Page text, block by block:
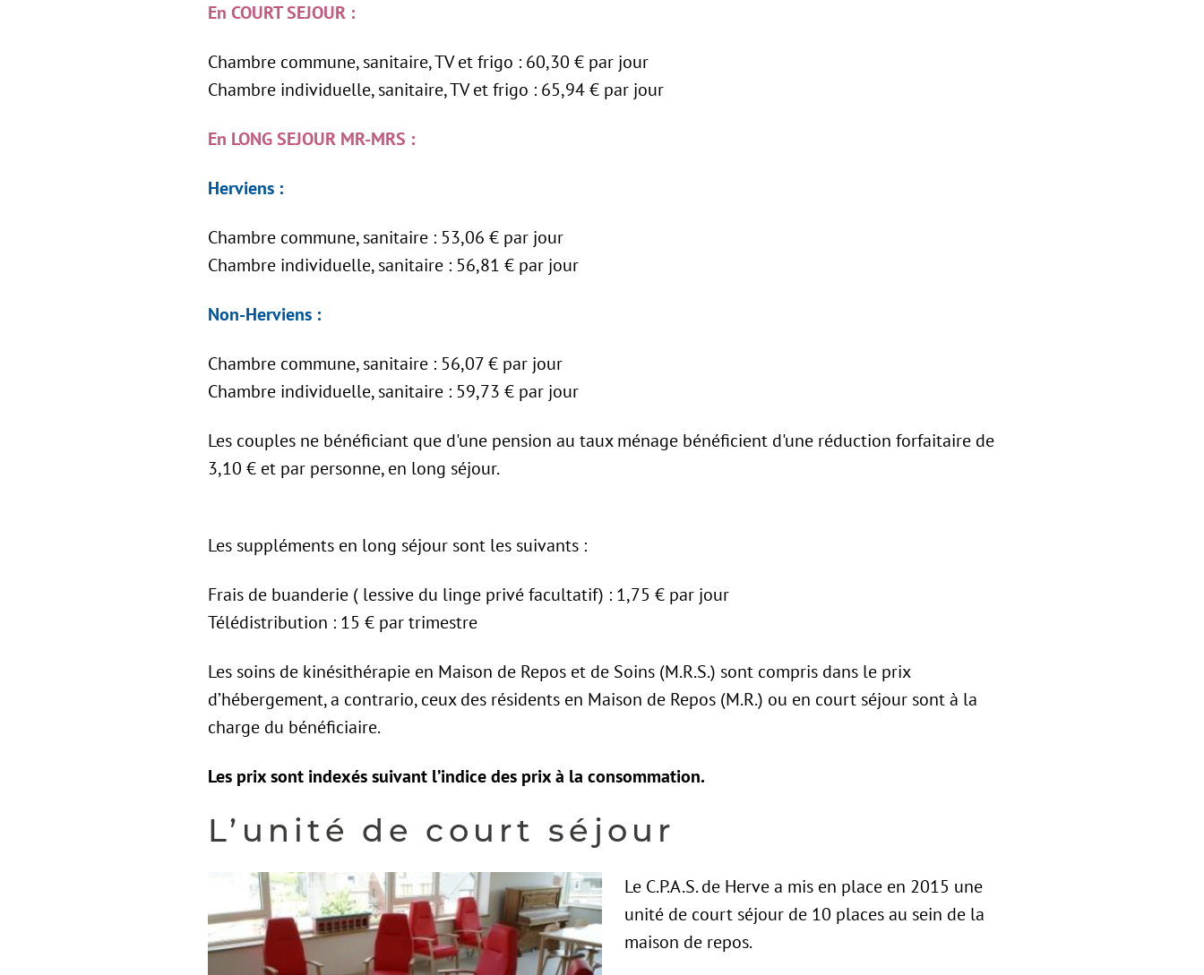
En COURT SEJOUR :
Chambre commune, sanitaire, TV et frigo : 60,30 € par jour
Chambre individuelle, sanitaire, TV et frigo : 65,94 € par jour
En LONG SEJOUR MR-MRS :
Herviens :
Chambre commune, sanitaire : 53,06 € par jour
Chambre individuelle, sanitaire : 56,81 € par jour
Non-Herviens :
Chambre commune, sanitaire : 56,07 € par jour
Chambre individuelle, sanitaire : 59,73 € par jour
Les couples ne bénéficiant que d'une pension au taux ménage bénéficient d'une réduction forfaitaire de
3,10 € et par personne, en long séjour.
Les suppléments en long séjour sont les suivants :
Frais de buanderie ( lessive du linge privé facultatif) : 1,75 € par jour
Télédistribution : 15 € par trimestre
Les soins de kinésithérapie en Maison de Repos et de Soins (M.R.S.) sont compris dans le prix
d’hébergement, a contrario, ceux des résidents en Maison de Repos (M.R.) ou en court séjour sont à la
charge du bénéficiaire.
Les prix sont indexés suivant l’indice des prix à la consommation.
L’unité de court séjour
Le C.P.A.S. de Herve a mis en place en 2015 une
unité de court séjour de 10 places au sein de la
maison de repos.